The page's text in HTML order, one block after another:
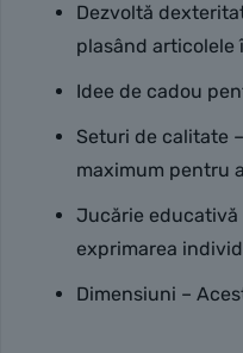
Dezvoltă
plasând
Idee de cadou
Seturi de calitate
maximum pentru
Jucărie educativă
exprimarea
Dimensiuni –